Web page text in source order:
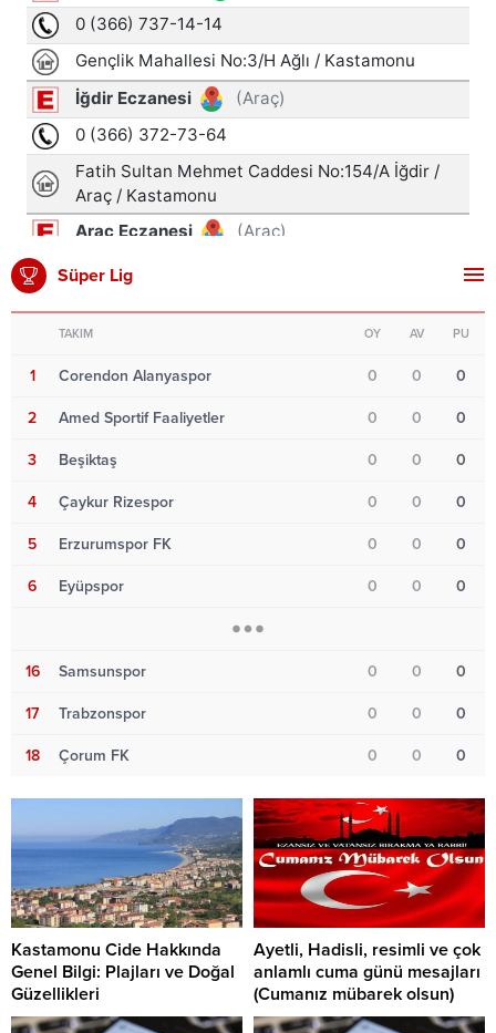
Süper Lig
TAKIM OY AV PU
1 Corendon Alanyaspor 0 0 0
2 Amed Sportif Faaliyetler 0 0 0
3 Beşiktaş 0 0 0
4 Çaykur Rizespor 0 0 0
5 Erzurumspor FK 0 0 0
6 Eyüpspor 0 0 0
16 Samsunspor 0 0 0
17 Trabzonspor 0 0 0
18 Çorum FK 0 0 0
Kastamonu Cide Hakkında
Genel Bilgi: Plajları ve Doğal
Güzellikleri
Ayetli, Hadisli, resimli ve çok
anlamlı cuma günü mesajları
(Cumanız mübarek olsun)